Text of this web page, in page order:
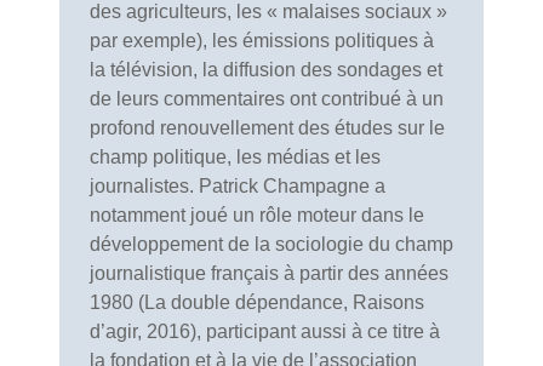
des agriculteurs, les « malaises sociaux »
par exemple), les émissions politiques à
la télévision, la diffusion des sondages et
de leurs commentaires ont contribué à un
profond renouvellement des études sur le
champ politique, les médias et les
journalistes. Patrick Champagne a
notamment joué un rôle moteur dans le
développement de la sociologie du champ
journalistique français à partir des années
1980 (La double dépendance, Raisons
d’agir, 2016), participant aussi à ce titre à
la fondation et à la vie de l’association